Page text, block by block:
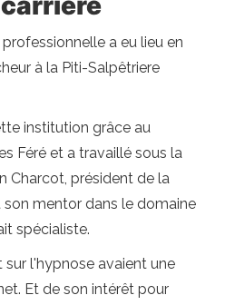
a eu lieu en
à la Piti-Salpêtriere
institution grâce au
Féré et a travaillé sous la
Charcot, président de la
son mentor dans le domaine
spécialiste.
l'hypnose avaient une
Et de son intérêt pour